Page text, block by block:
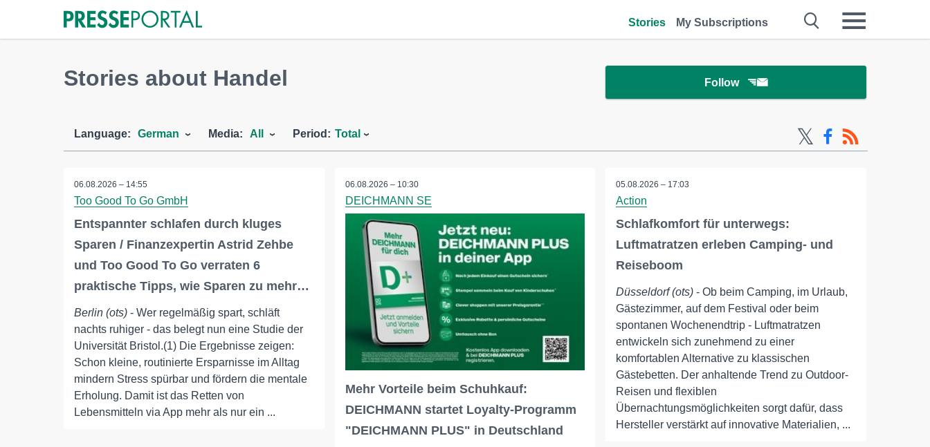
Stories My Subscriptions
Stories about Handel Follow
Language: German Media: All Period: Total
06.08.2026 – 14:55
Too Good To Go GmbH
Entspannter schlafen durch kluges
Sparen / Finanzexpertin Astrid Zehbe
und Too Good To Go verraten 6
praktische Tipps, wie Sparen zu mehr…
Berlin (ots) - Wer regelmäßig spart, schläft
nachts ruhiger - das belegt nun eine Studie der
Universität Bristol.(1) Die Ergebnisse zeigen:
Schon kleine, routinierte Ersparnisse im Alltag
mindern Stress spürbar und fördern die mentale
Erholung. Damit ist das Retten von
Lebensmitteln via App mehr als nur ein ...
06.08.2026 – 10:30
DEICHMANN SE
Mehr Vorteile beim Schuhkauf:
DEICHMANN startet Loyalty-Programm
"DEICHMANN PLUS" in Deutschland
05.08.2026 – 17:03
Action
Schlafkomfort für unterwegs:
Luftmatratzen erleben Camping- und
Reiseboom
Düsseldorf (ots) - Ob beim Camping, im Urlaub,
Gästezimmer, auf dem Festival oder beim
spontanen Wochenendtrip - Luftmatratzen
entwickeln sich zunehmend zu einer
komfortablen Alternative zu klassischen
Gästebetten. Der anhaltende Trend zu Outdoor-
Reisen und flexiblen
Übernachtungsmöglichkeiten sorgt dafür, dass
Hersteller verstärkt auf innovative Materialien, ...